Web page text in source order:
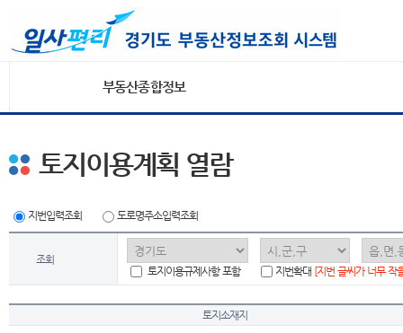
부동산종합정보
토지이용계획 열람
지번입력조회 도로명주소입력조회
조회
토지이용규제사항 포함
지번확대 [지번 글씨가 너무 작
토지소재지